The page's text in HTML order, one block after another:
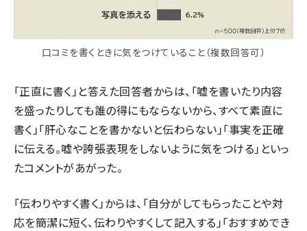
口コミを書くときに気をつけていること（複数回答可）
「正直に書く」と答えた回答者からは、「嘘を書いたり内容
を盛ったりしても誰の得にもならないから、すべて素直に
書く」「肝心なことを書かないと伝わらない」「事実を正確
に伝える。嘘や誇張表現をしないように気をつける」といっ
たコメントがあがった。
「伝わりやすく書く」からは、「自分がしてもらったことや対
応を簡潔に短く、伝わりやすくして記入する」「おすすめでき